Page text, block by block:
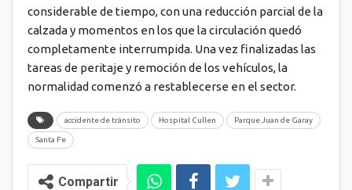
considerable de tiempo, con una reducción parcial de la
calzada y momentos en los que la circulación quedó
completamente interrumpida. Una vez finalizadas las
tareas de peritaje y remoción de los vehículos, la
normalidad comenzó a restablecerse en el sector.
accidente de tránsito Hospital Cullen Parque Juan de Garay
Santa Fe
Compartir